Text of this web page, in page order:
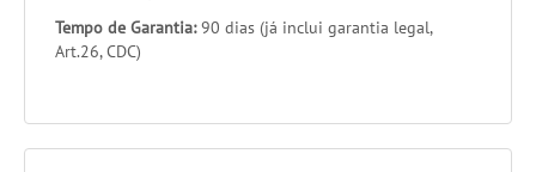
Tempo de Garantia:90 dias (já inclui garantia legal,
Art.26, CDC)